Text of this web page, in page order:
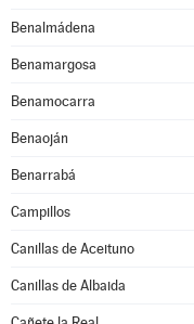
Benalmádena
Benamargosa
Benamocarra
Benaoján
Benarrabá
Campillos
Canillas de Aceituno
Canillas de Albaida